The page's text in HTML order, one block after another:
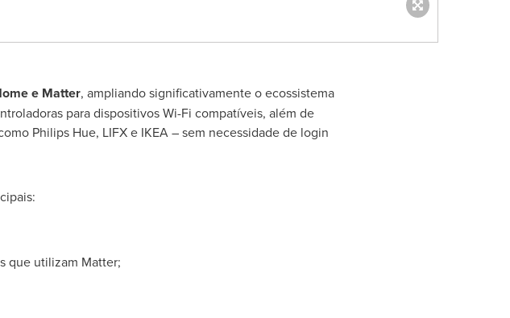
e Matter, ampliando significativamente o ecossistema
para dispositivos Wi-Fi compatíveis, além de
Philips Hue, LIFX e IKEA – sem necessidade de login
que utilizam Matter;